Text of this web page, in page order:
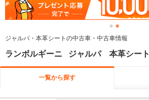
ジャルパ・本革シートの中古車・中古車情報
ランボルギーニ ジャルパ 本革シート
一覧から探す